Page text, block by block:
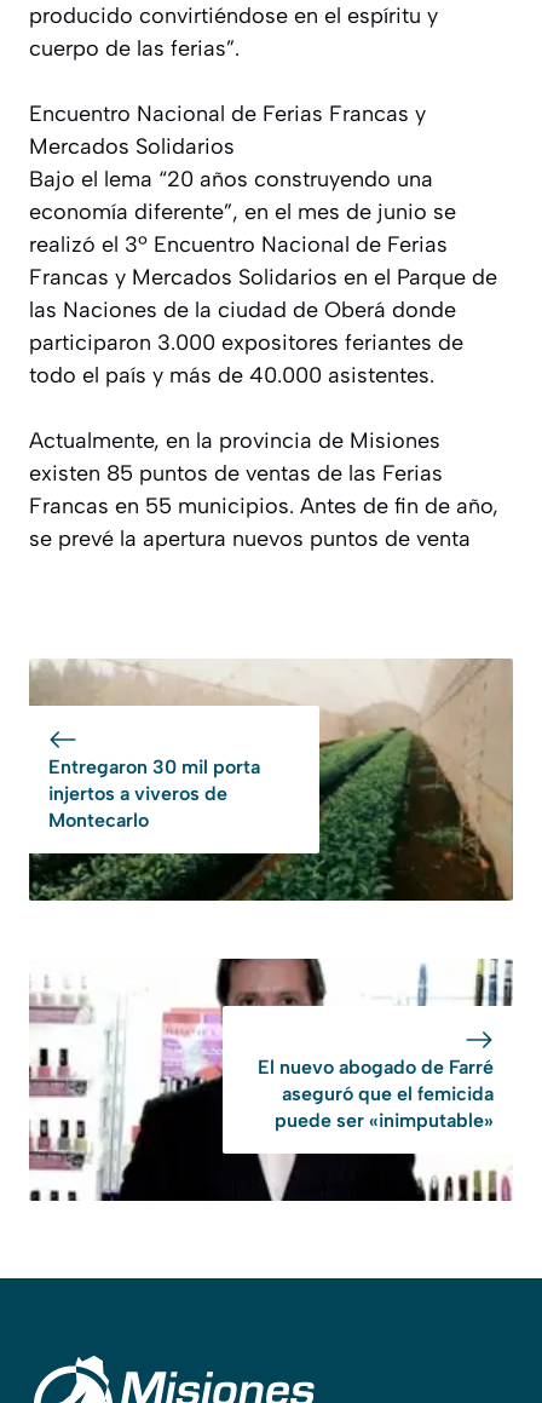
producido convirtiéndose en el espíritu y
cuerpo de las ferias”.
Encuentro Nacional de Ferias Francas y
Mercados Solidarios
Bajo el lema “20 años construyendo una
economía diferente”, en el mes de junio se
realizó el 3º Encuentro Nacional de Ferias
Francas y Mercados Solidarios en el Parque de
las Naciones de la ciudad de Oberá donde
participaron 3.000 expositores feriantes de
todo el país y más de 40.000 asistentes.
Actualmente, en la provincia de Misiones
existen 85 puntos de ventas de las Ferias
Francas en 55 municipios. Antes de fin de año,
se prevé la apertura nuevos puntos de venta
Entregaron 30 mil porta
injertos a viveros de
Montecarlo
El nuevo abogado de Farré
aseguró que el femicida
puede ser «inimputable»